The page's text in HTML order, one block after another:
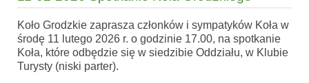
Koło Grodzkie zaprasza członków i sympatyków Koła w
środę 11 lutego 2026 r. o godzinie 17.00, na spotkanie
Koła, które odbędzie się w siedzibie Oddziału, w Klubie
Turysty (niski parter).